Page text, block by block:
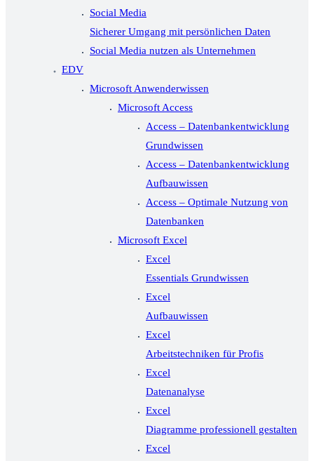
Social Media
Sicherer Umgang mit persönlichen Daten
Social Media nutzen als Unternehmen
EDV
Microsoft Anwenderwissen
Microsoft Access
Access – Datenbankentwicklung
Grundwissen
Access – Datenbankentwicklung
Aufbauwissen
Access – Optimale Nutzung von
Datenbanken
Microsoft Excel
Excel
Essentials Grundwissen
Excel
Aufbauwissen
Excel
Arbeitstechniken für Profis
Excel
Datenanalyse
Excel
Diagramme professionell gestalten
Excel